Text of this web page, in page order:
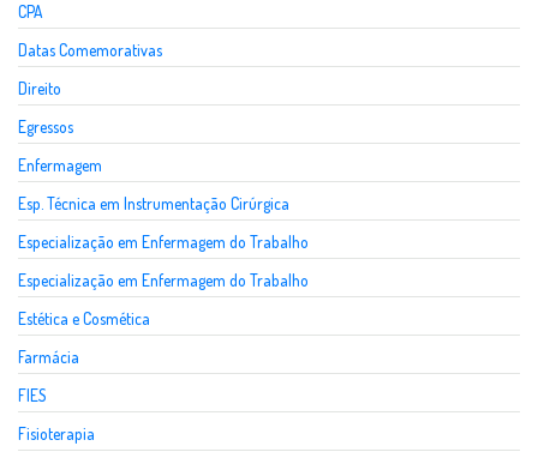
CPA
Datas Comemorativas
Direito
Egressos
Enfermagem
Esp. Técnica em Instrumentação Cirúrgica
Especialização em Enfermagem do Trabalho
Especialização em Enfermagem do Trabalho
Estética e Cosmética
Farmácia
FIES
Fisioterapia